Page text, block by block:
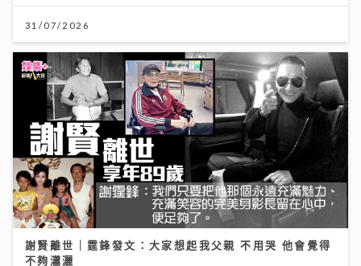
31/07/2026
謝賢離世｜霆鋒發文：大家想起我父親 不用哭 他會覺得
不夠瀟灑